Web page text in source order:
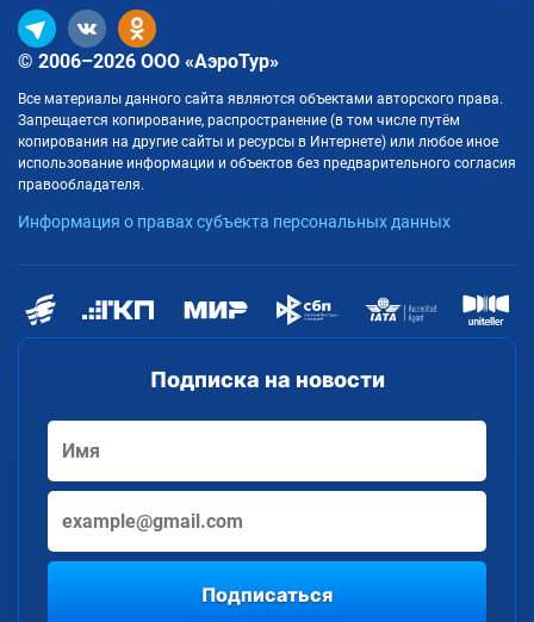
Подписка на новости
Подписаться
© 2006–2026 ООО «АэроТур»
Все материалы данного сайта являются объектами авторского права.
Запрещается копирование, распространение (в том числе путём
копирования на другие сайты и ресурсы в Интернете) или любое иное
использование информации и объектов без предварительного согласия
правообладателя.
Информация о правах субъекта персональных данных